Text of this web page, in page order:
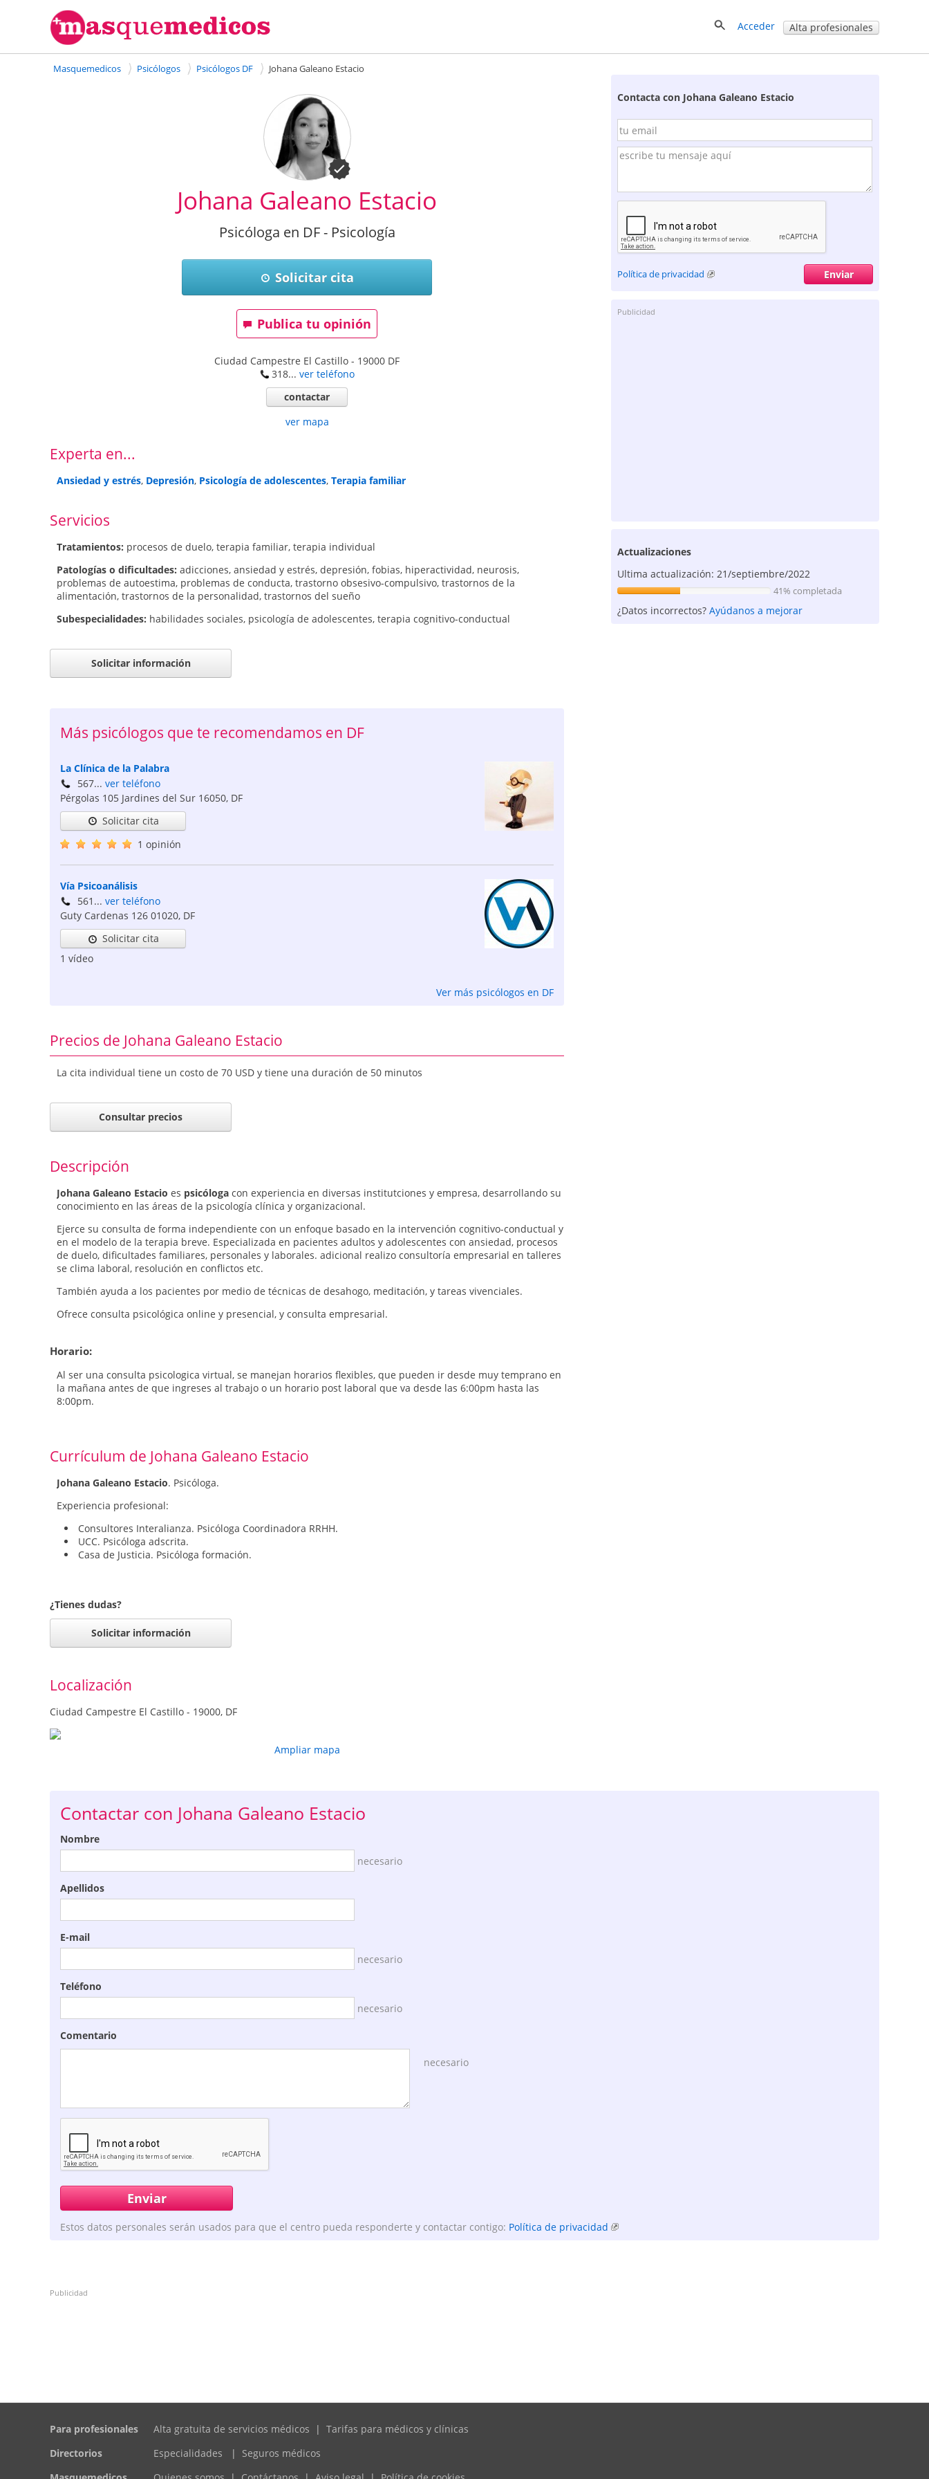
Acceder Alta profesionales
Masquemedicos Psicólogos Psicólogos DF Johana Galeano Estacio
Johana Galeano Estacio
Psicóloga en DF - Psicología
Solicitar cita
Publica tu opinión
Ciudad Campestre El Castillo - 19000 DF
318... ver teléfono
contactar
ver mapa
Experta en...
Ansiedad y estrés, Depresión, Psicología de adolescentes, Terapia familiar
Servicios
Tratamientos: procesos de duelo, terapia familiar, terapia individual
Patologí­as o dificultades: adicciones, ansiedad y estrés, depresión, fobias, hiperactividad, neurosis,
problemas de autoestima, problemas de conducta, trastorno obsesivo-compulsivo, trastornos de la
alimentación, trastornos de la personalidad, trastornos del sueño
Subespecialidades: habilidades sociales, psicología de adolescentes, terapia cognitivo-conductual
Solicitar información
Más psicólogos que te recomendamos en DF
La Clínica de la Palabra
567... ver teléfono
Pérgolas 105 Jardines del Sur 16050, DF
Solicitar cita
1 opinión
Vía Psicoanálisis
561... ver teléfono
Guty Cardenas 126 01020, DF
Solicitar cita
1 vídeo
Ver más psicólogos en DF
Precios de Johana Galeano Estacio
La cita individual tiene un costo de 70 USD y tiene una duración de 50 minutos
Consultar precios
Descripción
Johana Galeano Estacio es psicóloga con experiencia en diversas institutciones y empresa, desarrollando su
conocimiento en las áreas de la psicología clínica y organizacional.
Ejerce su consulta de forma independiente con un enfoque basado en la intervención cognitivo-conductual y
en el modelo de la terapia breve. Especializada en pacientes adultos y adolescentes con ansiedad, procesos
de duelo, dificultades familiares, personales y laborales. adicional realizo consultoría empresarial en talleres
se clima laboral, resolución en conflictos etc.
También ayuda a los pacientes por medio de técnicas de desahogo, meditación, y tareas vivenciales.
Ofrece consulta psicológica online y presencial, y consulta empresarial.
Horario:
Al ser una consulta psicologica virtual, se manejan horarios flexibles, que pueden ir desde muy temprano en
la mañana antes de que ingreses al trabajo o un horario post laboral que va desde las 6:00pm hasta las
8:00pm.
Currículum de Johana Galeano Estacio
Johana Galeano Estacio. Psicóloga.
Experiencia profesional:
Consultores Interalianza. Psicóloga Coordinadora RRHH.
UCC. Psicóloga adscrita.
Casa de Justicia. Psicóloga formación.
¿Tienes dudas?
Solicitar información
Localización
Ciudad Campestre El Castillo - 19000, DF
Ampliar mapa
Contacta con Johana Galeano Estacio
Política de privacidad
Publicidad
Actualizaciones
Ultima actualización: 21/septiembre/2022
41% completada
¿Datos incorrectos?Ayúdanos a mejorar
Contactar con Johana Galeano Estacio
Nombre
necesario
Apellidos
E-mail
necesario
Teléfono
necesario
Comentario
necesario
Estos datos personales serán usados para que el centro pueda responderte y contactar contigo: Política de privacidad
Publicidad
Para profesionales Alta gratuita de servicios médicos | Tarifas para médicos y clínicas
Directorios
Especialidades |
Seguros médicos